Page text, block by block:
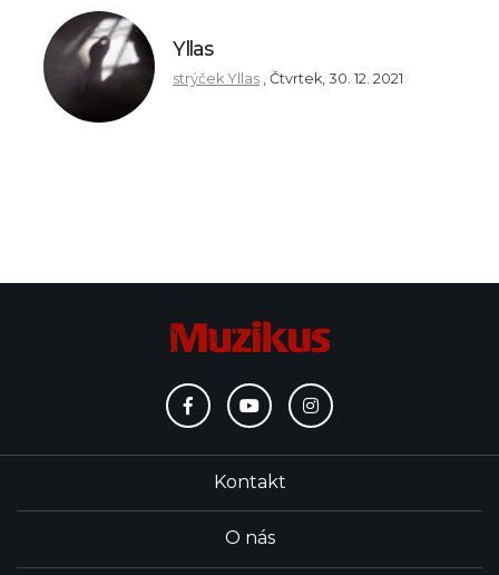
Yllas
strýček Yllas , Čtvrtek, 30. 12. 2021
Kontakt
O nás